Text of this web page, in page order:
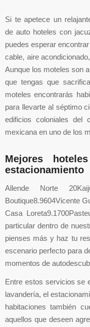
Si te apetece un
de auto hoteles con
puedes esperar
cable, aire
Aunque los moteles son
que tengas que
moteles encontrarás
para llevarte al séptimo
edificios coloniales del
mexicana en uno de los
Mejores
estacionamiento
Allende Norte
Boutique8.9604Vicente
Casa
particular dentro de
pienses más y haz tu
escenario perfecto para
momentos de
Entre estos servicios se
lavandería, el
habitaciones también
aquellos que deseen